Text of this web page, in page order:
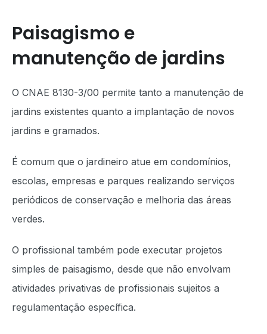
Paisagismo e
manutenção de jardins
O CNAE 8130-3/00 permite tanto a manutenção de
jardins existentes quanto a implantação de novos
jardins e gramados.
É comum que o jardineiro atue em condomínios,
escolas, empresas e parques realizando serviços
periódicos de conservação e melhoria das áreas
verdes.
O profissional também pode executar projetos
simples de paisagismo, desde que não envolvam
atividades privativas de profissionais sujeitos a
regulamentação específica.